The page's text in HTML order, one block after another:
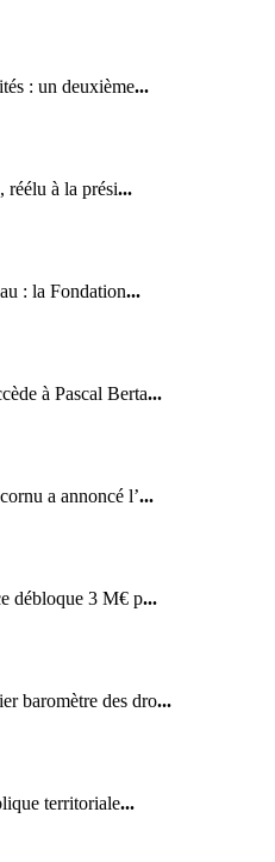
: un deuxième...
à la prési...
: la Fondation...
à Pascal Berta...
a annoncé l’...
débloque 3 M€ p...
baromètre des dro...
territoriale...